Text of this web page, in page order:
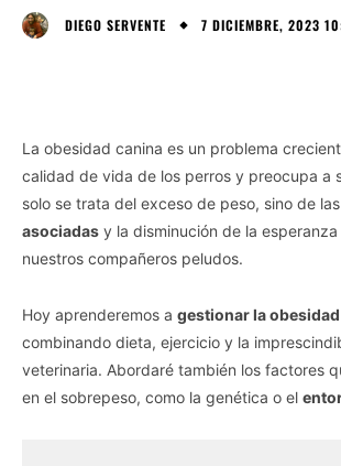
DIEGO SERVENTE 7 DICIEMBRE, 2023
La obesidad canina es un problema
calidad de vida de los perros y preocupa a
solo se trata del exceso de peso, sino de las
asociadas y la disminución de la
nuestros compañeros peludos.
Hoy aprenderemos a gestionar la obesidad
combinando dieta, ejercicio y la
veterinaria. Abordaré también los factores
en el sobrepeso, como la genética o el